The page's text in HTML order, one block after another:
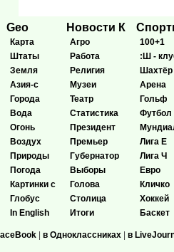
Geo
Карта
Штаты
Земля
Азия-с
Города
Вода
Огонь
Воздух
Природы
Погода
Картинки с
Глобус
In English
Новости К
Агро
Работа
Религия
Музеи
Театр
Статистика
Президент
Премьер
Губернатор
Выборы
Голова
Столица
Итоги
100+1
:Ш -
Шахтёр
Арена
Гольф
Футбол
Лига Е
Лига Ч
Евро
Кличко
Хоккей
Баскет
| в Одноклассниках | в